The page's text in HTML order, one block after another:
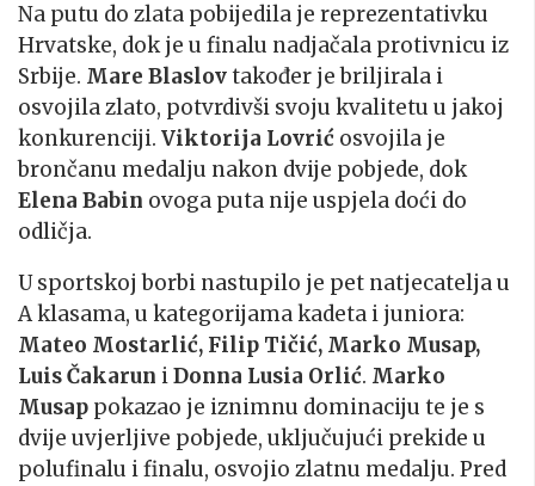
Na putu do zlata pobijedila je reprezentativku
Hrvatske, dok je u finalu nadjačala protivnicu iz
Srbije. Mare Blaslovtakođer je briljirala i
osvojila zlato, potvrdivši svoju kvalitetu u jakoj
konkurenciji. Viktorija Lovrić osvojila je
brončanu medalju nakon dvije pobjede, dok
Elena Babin ovoga puta nije uspjela doći do
odličja.
U sportskoj borbi nastupilo je pet natjecatelja u
A klasama, u kategorijama kadeta i juniora:
Mateo Mostarlić, Filip Tičić, Marko Musap,
Luis Čakarun iDonna Lusia Orlić. Marko
Musap pokazao je iznimnu dominaciju te je s
dvije uvjerljive pobjede, uključujući prekide u
polufinalu i finalu, osvojio zlatnu medalju. Pred